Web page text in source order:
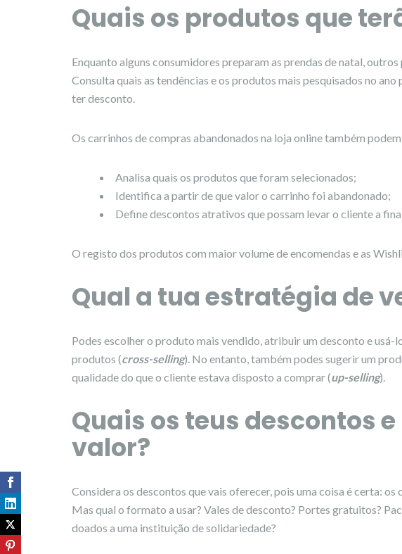
Quais os produtos que
Enquanto alguns consumidores preparam as prendas de natal,
Consulta quais as tendências e os produtos mais pesquisados no
ter desconto.
Os carrinhos de compras abandonados na loja online também
Analisa quais os produtos que foram selecionados;
Identifica a partir de que valor o carrinho foi abandonado;
Define descontos atrativos que possam levar o cliente a
O registo dos produtos com maior volume de encomendas e as
Qual a tua estratégia de
Podes escolher o produto mais vendido, atribuir um desconto e
produtos (cross-selling). No entanto, também podes sugerir um
qualidade do que o cliente estava disposto a comprar (up-selling).
Quais os teus descontos
valor?
Considera os descontos que vais oferecer, pois uma coisa é certa:
Mas qual o formato a usar? Vales de desconto? Portes gratuitos?
doados a uma instituição de solidariedade?